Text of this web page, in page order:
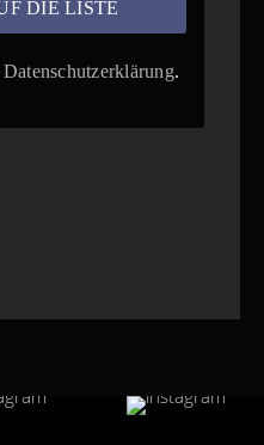
Datenschutzerklärung.